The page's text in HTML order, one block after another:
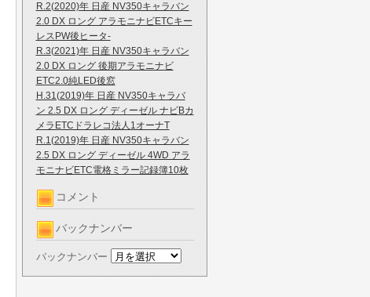
R.2(2020)年 日産 NV350キャラバン
2.0 DX ロング アラモニナビETCキー
レスPW後ヒータ-
R.3(2021)年 日産 NV350キャラバン
2.0 DX ロング 後期アラモニナビ
ETC2.0純LED後窓
H.31(2019)年 日産 NV350キャラバ
ン 2.5 DX ロング ディーゼル ナビBカ
メラETCドラレコ法人1オーナT
R.1(2019)年 日産 NV350キャラバン
2.5 DX ロング ディーゼル 4WD アラ
モニナビETC電格ミラー記録簿10枚
コメント
バックナンバー
バックナンバー